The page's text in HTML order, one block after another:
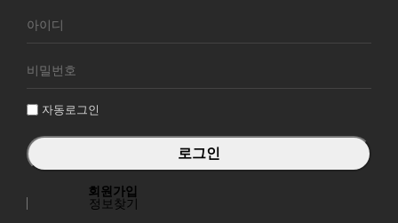
원
그
자동로그인
회원가입
정보찾기